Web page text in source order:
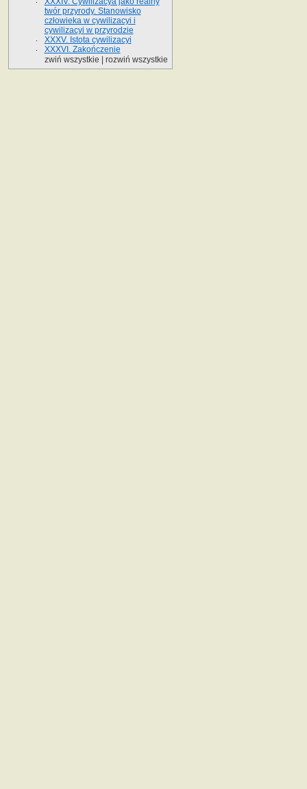
twór przyrody. Stanowisko
człowieka w cywilizacyi i
cywilizacyi w przyrodzie
XXXV. Istota cywilizacyi
XXXVI. Zakończenie
zwiń wszystkie
rozwiń wszystkie